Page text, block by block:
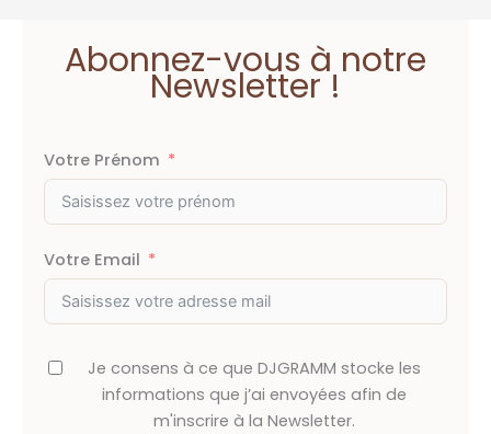
Abonnez-vous à notre
Newsletter !
Votre Prénom
Votre Email
Je consens à ce que DJGRAMM stocke les
informations que j’ai envoyées afin de
m'inscrire à la Newsletter.